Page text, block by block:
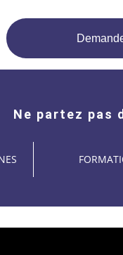
Ne partez pas